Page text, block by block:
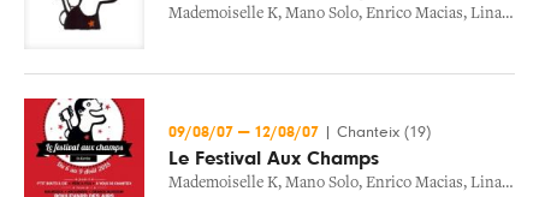
Mademoiselle K, Mano Solo, Enrico Macias, Lina Maria
09/08/07 — 12/08/07 Chanteix (19)
Le Festival Aux Champs
Mademoiselle K, Mano Solo, Enrico Macias, Lina Maria